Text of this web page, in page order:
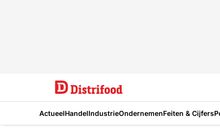
ActueelHandelIndustrieOndernemenFeiten & Cijfers